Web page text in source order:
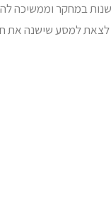
במחקר וממשיכה
למסע שישנה את